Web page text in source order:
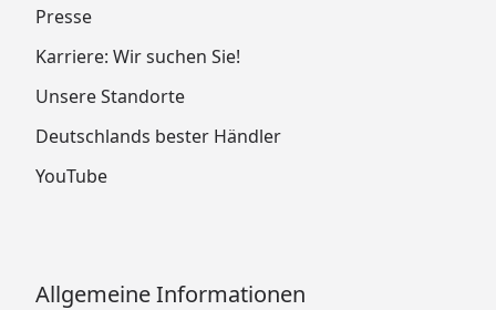
Presse
Karriere: Wir suchen Sie!
Unsere Standorte
Deutschlands bester Händler
YouTube
Allgemeine Informationen